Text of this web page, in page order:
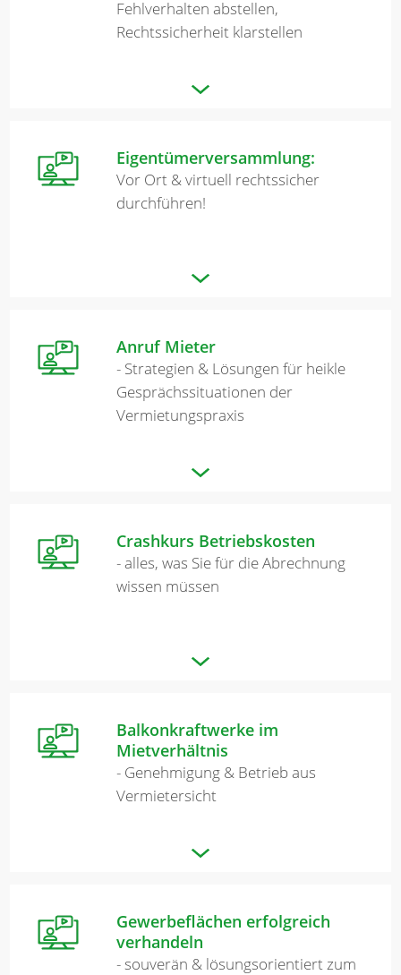
Fehlverhalten abstellen,
Rechtssicherheit klarstellen
Eigentümerversammlung:
Vor Ort & virtuell rechtssicher
durchführen!
Anruf Mieter
- Strategien & Lösungen für heikle
Gesprächssituationen der
Vermietungspraxis
Crashkurs Betriebskosten
- alles, was Sie für die Abrechnung
wissen müssen
Balkonkraftwerke im
Mietverhältnis
- Genehmigung & Betrieb aus
Vermietersicht
Gewerbeflächen erfolgreich
verhandeln
- souverän & lösungsorientiert zum